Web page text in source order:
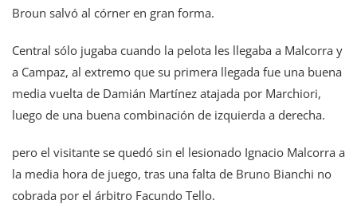
Broun salvó al córner en gran forma.
Central sólo jugaba cuando la pelota les llegaba a Malcorra y
a Campaz, al extremo que su primera llegada fue una buena
media vuelta de Damián Martínez atajada por Marchiori,
luego de una buena combinación de izquierda a derecha.
pero el visitante se quedó sin el lesionado Ignacio Malcorra a
la media hora de juego, tras una falta de Bruno Bianchi no
cobrada por el árbitro Facundo Tello.